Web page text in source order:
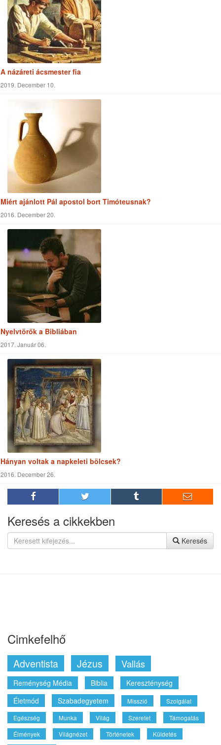
A názáreti ácsmester fia
2019. December 10.
Miért ajánlott Pál apostol bort Timóteusnak?
2016. December 20.
Nyelvtörők a Bibliában
2017. Január 06.
Hányan voltak a napkeleti bölcsek?
2016. December 26.
Keresés a cikkekben
Keresés
Cimkefelhő
Adventista Jézus Vallás
Reménység Média Biblia
Kereszténység
Életmód
Szabadegyetem Misszió
Szolgálat
Egészség
Munka Világ Szeretet
Támogatás
Élmények
Világnézet Történetek
Küldetés